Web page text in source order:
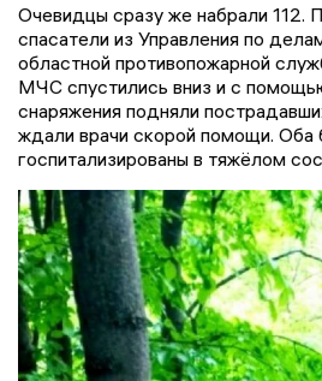
Очевидцы сразу же набрали 112.
спасатели из Управления по
областной противопожарной
МЧС спустились вниз и с
снаряжения подняли
ждали врачи скорой помощи. Оба
госпитализированы в тяжёлом